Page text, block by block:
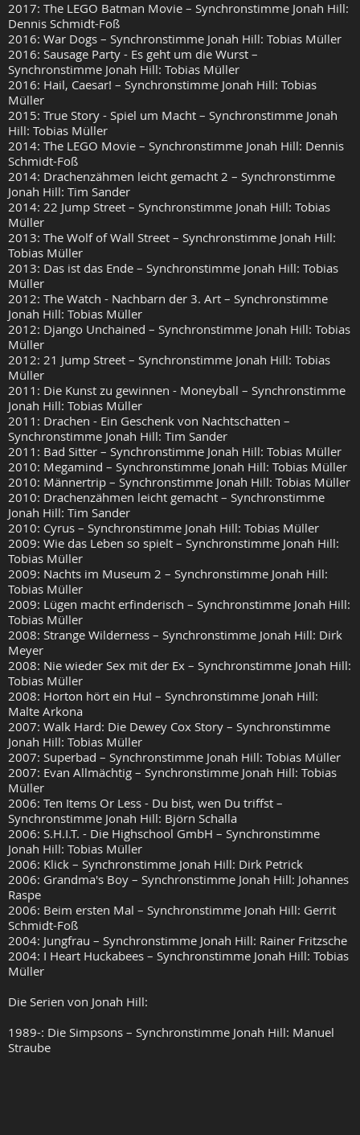
2017: The LEGO Batman Movie – Synchronstimme Jonah Hill:
Dennis Schmidt-Foß
2016: War Dogs – Synchronstimme Jonah Hill: Tobias Müller
2016: Sausage Party - Es geht um die Wurst –
Synchronstimme Jonah Hill: Tobias Müller
2016: Hail, Caesar! – Synchronstimme Jonah Hill: Tobias
Müller
2015: True Story - Spiel um Macht – Synchronstimme Jonah
Hill: Tobias Müller
2014: The LEGO Movie – Synchronstimme Jonah Hill: Dennis
Schmidt-Foß
2014: Drachenzähmen leicht gemacht 2 – Synchronstimme
Jonah Hill: Tim Sander
2014: 22 Jump Street – Synchronstimme Jonah Hill: Tobias
Müller
2013: The Wolf of Wall Street – Synchronstimme Jonah Hill:
Tobias Müller
2013: Das ist das Ende – Synchronstimme Jonah Hill: Tobias
Müller
2012: The Watch - Nachbarn der 3. Art – Synchronstimme
Jonah Hill: Tobias Müller
2012: Django Unchained – Synchronstimme Jonah Hill: Tobias
Müller
2012: 21 Jump Street – Synchronstimme Jonah Hill: Tobias
Müller
2011: Die Kunst zu gewinnen - Moneyball – Synchronstimme
Jonah Hill: Tobias Müller
2011: Drachen - Ein Geschenk von Nachtschatten –
Synchronstimme Jonah Hill: Tim Sander
2011: Bad Sitter – Synchronstimme Jonah Hill: Tobias Müller
2010: Megamind – Synchronstimme Jonah Hill: Tobias Müller
2010: Männertrip – Synchronstimme Jonah Hill: Tobias Müller
2010: Drachenzähmen leicht gemacht – Synchronstimme
Jonah Hill: Tim Sander
2010: Cyrus – Synchronstimme Jonah Hill: Tobias Müller
2009: Wie das Leben so spielt – Synchronstimme Jonah Hill:
Tobias Müller
2009: Nachts im Museum 2 – Synchronstimme Jonah Hill:
Tobias Müller
2009: Lügen macht erfinderisch – Synchronstimme Jonah Hill:
Tobias Müller
2008: Strange Wilderness – Synchronstimme Jonah Hill: Dirk
Meyer
2008: Nie wieder Sex mit der Ex – Synchronstimme Jonah Hill:
Tobias Müller
2008: Horton hört ein Hu! – Synchronstimme Jonah Hill:
Malte Arkona
2007: Walk Hard: Die Dewey Cox Story – Synchronstimme
Jonah Hill: Tobias Müller
2007: Superbad – Synchronstimme Jonah Hill: Tobias Müller
2007: Evan Allmächtig – Synchronstimme Jonah Hill: Tobias
Müller
2006: Ten Items Or Less - Du bist, wen Du triffst –
Synchronstimme Jonah Hill: Björn Schalla
2006: S.H.I.T. - Die Highschool GmbH – Synchronstimme
Jonah Hill: Tobias Müller
2006: Klick – Synchronstimme Jonah Hill: Dirk Petrick
2006: Grandma's Boy – Synchronstimme Jonah Hill: Johannes
Raspe
2006: Beim ersten Mal – Synchronstimme Jonah Hill: Gerrit
Schmidt-Foß
2004: Jungfrau – Synchronstimme Jonah Hill: Rainer Fritzsche
2004: I Heart Huckabees – Synchronstimme Jonah Hill: Tobias
Müller
Die Serien von Jonah Hill:
1989-: Die Simpsons – Synchronstimme Jonah Hill: Manuel
Straube